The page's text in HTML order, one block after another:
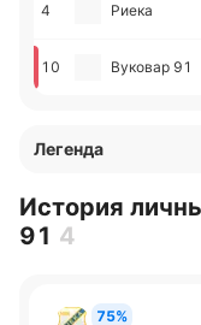
4 Риека
10 Вуковар 91
Легенда
История
91 4
75%